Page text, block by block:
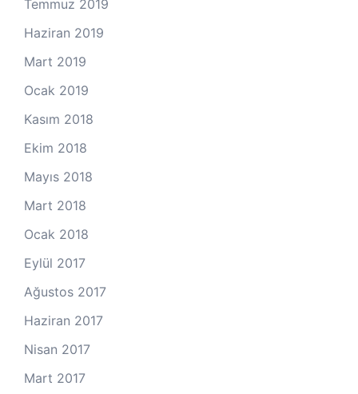
Temmuz 2019
Haziran 2019
Mart 2019
Ocak 2019
Kasım 2018
Ekim 2018
Mayıs 2018
Mart 2018
Ocak 2018
Eylül 2017
Ağustos 2017
Haziran 2017
Nisan 2017
Mart 2017